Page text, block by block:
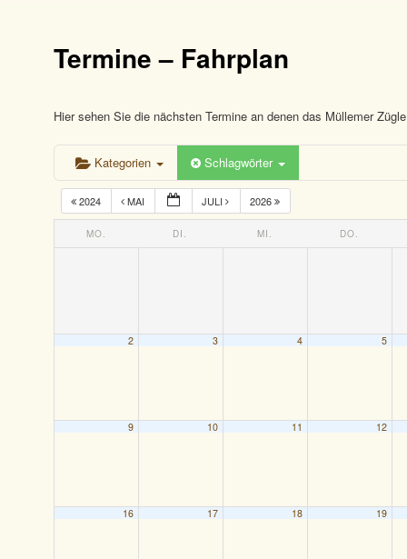
Termine – Fahrplan
Hier sehen Sie die nächsten Termine an denen das Müllemer
Kategorien Schlagwörter
2024 MAI JULI 2026
MO. DI. MI. DO.
2 3 4 5
9 10 11 12
16 17 18 19